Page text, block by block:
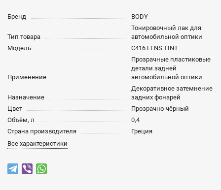
Бренд BODY
Тип товара
Тонировочный лак для
автомобильной оптики
Модель
C416 LENS TINT
Применение
Прозрачные пластиковые
детали задней
автомобильной оптики
Назначение
Декоративное затемнение
задних фонарей
Цвет
Прозрачно-чёрный
Объём, л
0,4
Страна производителя
Греция
Все характеристики